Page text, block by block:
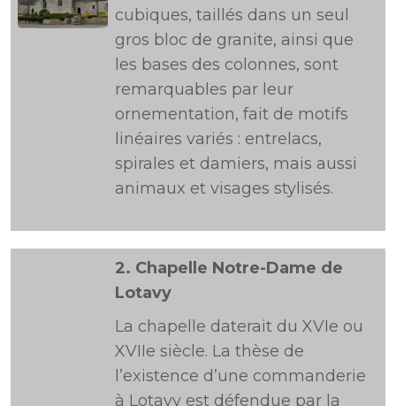
cubiques, taillés dans un seul
gros bloc de granite, ainsi que
les bases des colonnes, sont
remarquables par leur
ornementation, fait de motifs
linéaires variés : entrelacs,
spirales et damiers, mais aussi
animaux et visages stylisés.
2. Chapelle Notre-Dame de
Lotavy
La chapelle daterait du XVIe ou
XVIIe siècle. La thèse de
l’existence d’une commanderie
à Lotavy est défendue par la